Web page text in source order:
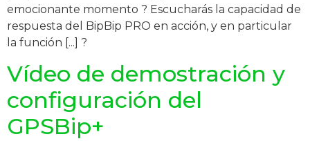
emocionante momento ? Escucharás la capacidad de
respuesta del BipBip PRO en acción, y en particular
la función [...] ?
Vídeo de demostración y
configuración del
GPSBip+